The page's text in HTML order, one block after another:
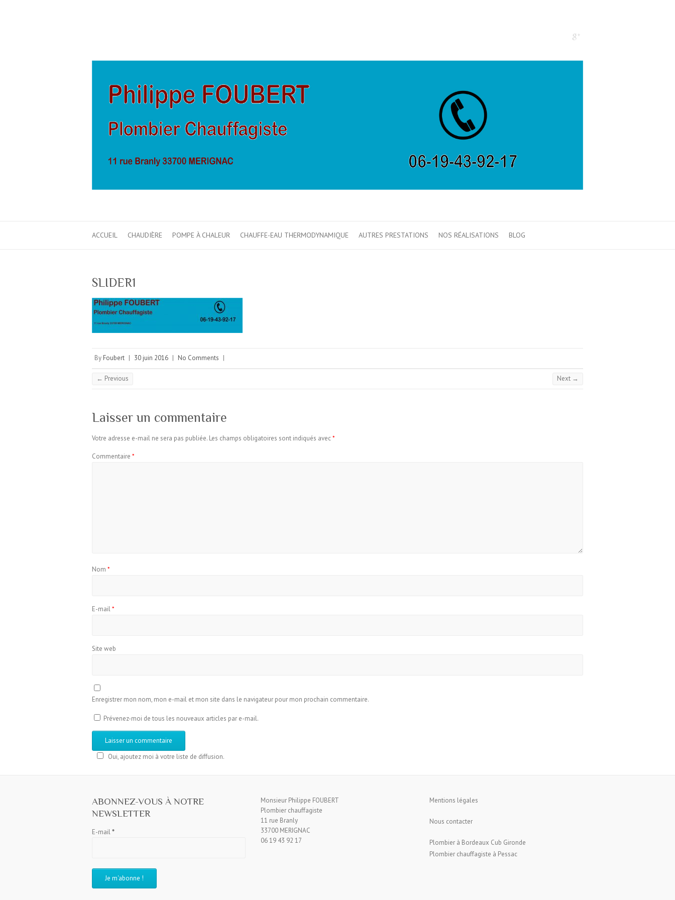
ACCUEIL CHAUDIÈRE POMPE À CHALEUR CHAUFFE-EAU THERMODYNAMIQUE AUTRES PRESTATIONS NOS RÉALISATIONS BLOG
SLIDER1
By Foubert | 30 juin 2016 | No Comments |
← Previous Next →
Laisser un commentaire
Votre adresse e-mail ne sera pas publiée. Les champs obligatoires sont indiqués avec*
Commentaire *
Nom *
E-mail*
Site web
Enregistrer mon nom, mon e-mail et mon site dans le navigateur pour mon prochain commentaire.
Prévenez-moi de tous les nouveaux articles par e-mail.
Oui, ajoutez moi à votre liste de diffusion.
ABONNEZ-VOUS À NOTRE
NEWSLETTER
E-mail*
Monsieur Philippe FOUBERT
Plombier chauffagiste
11 rue Branly
33700 MERIGNAC
06 19 43 92 17
Mentions légales
Nous contacter
Plombier à Bordeaux Cub Gironde
Plombier chauffagiste à Pessac